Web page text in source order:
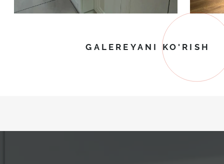
GALEREYANI KO'RISH